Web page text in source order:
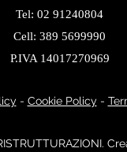
di Risparmio
Tel: 02 91240804
Cell: 389 5699990
P.IVA 14017270969
- Cookie Policy -